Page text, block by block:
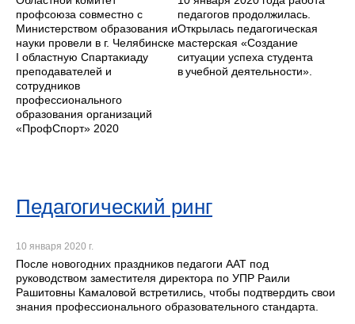
профсоюза совместно с
Министерством образования и
науки провели в г. Челябинске
I областную Спартакиаду
преподавателей и
сотрудников
профессионального
образования организаций
«ПрофСпорт» 2020
педагогов продолжилась.
Открылась педагогическая
мастерская «Создание
ситуации успеха студента
в учебной деятельности».
Педагогический ринг
10 января 2020 г.
После новогодних праздников педагоги ААТ под
руководством заместителя директора по УПР Раили
Рашитовны Камаловой встретились, чтобы подтвердить свои
знания профессионального образовательного стандарта.